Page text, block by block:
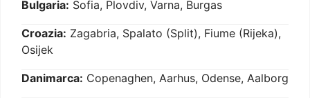
Bulgaria: Sofia, Plovdiv, Varna, Burgas
Croazia: Zagabria, Spalato (Split), Fiume (Rijeka),
Osijek
Danimarca: Copenaghen, Aarhus, Odense, Aalborg